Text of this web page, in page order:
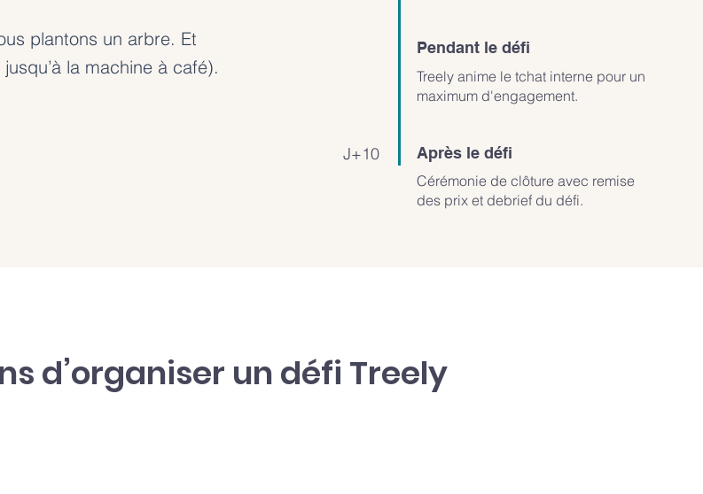
plantons un arbre. Et
la machine à café).
Pendant le défi
Treely anime le tchat interne pour un
maximum d'engagement.
J+10 Après le défi
Cérémonie de clôture avec remise
des prix et debrief du défi.
d’organiser un défi Treely